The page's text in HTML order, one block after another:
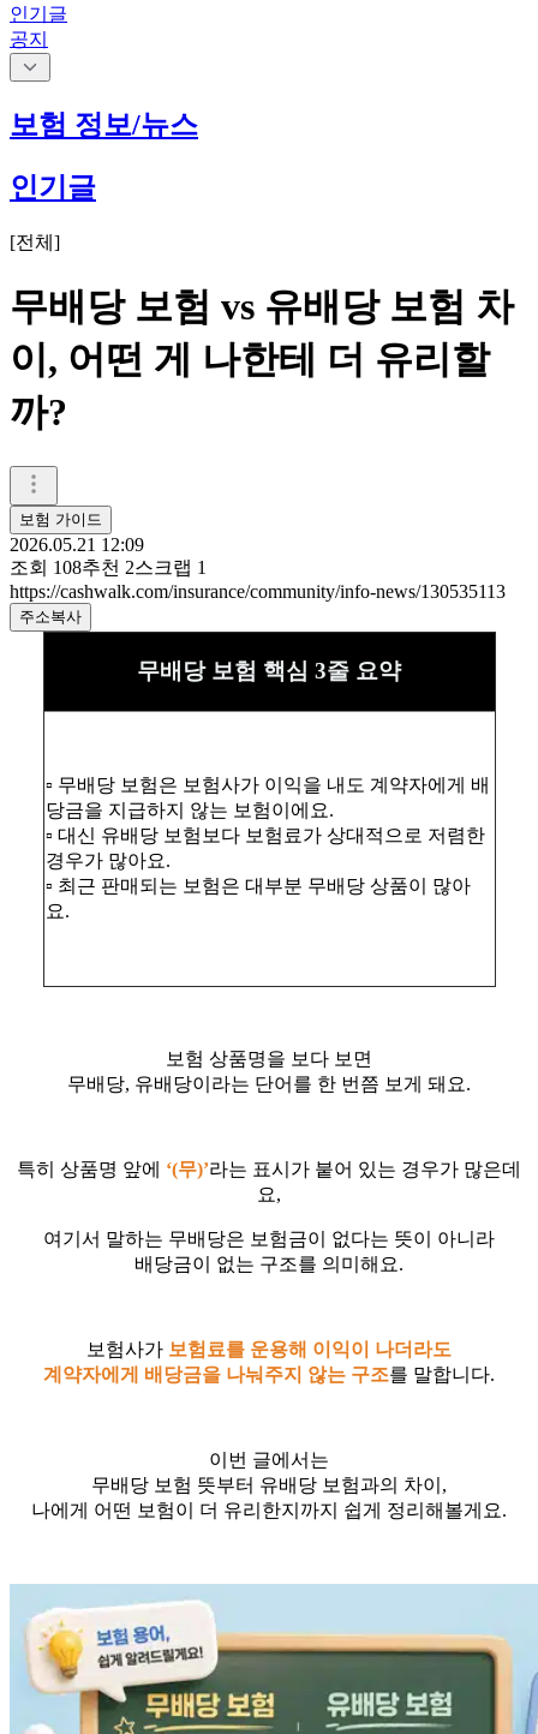
인기글
공지
보험 정보/뉴스
인기글
[전체 ]
무배당 보험 vs 유배당 보험 차
이, 어떤 게 나한테 더 유리할
까?
보험 가이드
2026.05.21 12:09
조회 108추천 2스크랩 1
https://cashwalk.com/insurance/community/info-news/130535113
주소복사
무배당 보험 핵심 3줄 요약
▫️ 무배당 보험은 보험사가 이익을 내도 계약자에게 배
당금을 지급하지 않는 보험이에요.
▫️ 대신 유배당 보험보다 보험료가 상대적으로 저렴한
경우가 많아요.
▫️ 최근 판매되는 보험은 대부분 무배당 상품이 많아
요.
보험 상품명을 보다 보면
무배당, 유배당이라는 단어를 한 번쯤 보게 돼요.
특히 상품명 앞에 ‘(무)’라는 표시가 붙어 있는 경우가 많은데
요,
여기서 말하는 무배당은 보험금이 없다는 뜻이 아니라
배당금이 없는 구조를 의미해요.
보험사가 보험료를 운용해 이익이 나더라도
계약자에게 배당금을 나눠주지 않는 구조를 말합니다.
이번 글에서는
무배당 보험 뜻부터 유배당 보험과의 차이,
나에게 어떤 보험이 더 유리한지까지 쉽게 정리해볼게요.